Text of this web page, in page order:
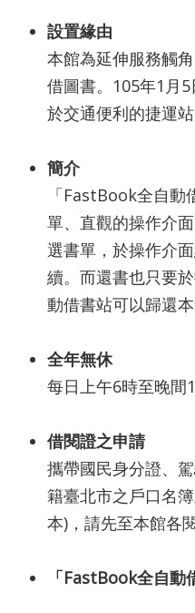
設置緣由
本館為延伸服務觸
借圖書。105年1月
於交通便利的捷運
簡介
「FastBook全自
單、直觀的操作介
選書單，於操作介
續。而還書也只要
動借書站可以歸還
全年無休
每日上午6時至晚間
借閱證之申請
攜帶國民身分證、
籍臺北市之戶口名
本)，請先至本館各
「FastBook全自動